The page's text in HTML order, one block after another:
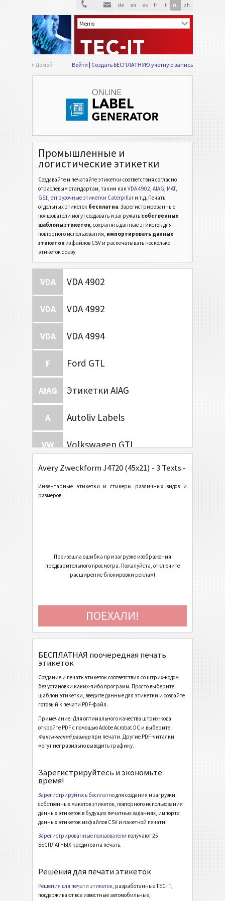
de en es fr it ru zh
Домой Войти Создать БЕСПЛАТНУЮ учетную запись
Промышленные и
логистические этикетки
Создавайте и печатайте этикетки соответствия согласно
отраслевым стандартам, таким какVDA 4902, AIAG, MAT,
GS1, отгрузочные этикетки Caterpillar и т.д. Печать
отдельных этикеток бесплатна. Зарегистрированные
пользователи могут создавать и загружать собственные
шаблоны этикеток, сохранять данные этикеток для
повторного использования, импортировать данные
этикеток из файлов CSV и распечатывать несколько
этикеток сразу.
VDA VDA 4902
VDA VDA 4992
VDA VDA 4994
F Ford GTL
AIAG Этикетки AIAG
A Autoliv Labels
VW Volkswagen GTL
GM General Motors
CAT
Odette
Galia
B BOSCH
MAT Этикетки MAT
LTO Этикетки LTO
I Инвентарные этикетки
Avery Zweckform L4732 (35x16) - 3 Texts - 1 Barcode
Avery Zweckform J4720 (45x21) - 3 Texts - 1 Barcode
Инвентарные этикетки и стикеры различных видов и
размеров.
Произошла ошибка при загрузке изображения
предварительного просмотра. Пожалуйста, отключите
расширение блокировки реклам!
ПОЕХАЛИ!
БЕСПЛАТНАЯ поочередная печать
этикеток
Создание и печать этикеток соответствия со штрих-кодом
без установки каких-либо программ. Просто выберите
шаблон этикетки, введите данные для этикетки и создайте
готовый к печати PDF-файл.
Примечание: Для оптимального качества штрих-кода
откройте PDF с помощью Adobe Acrobat DC и выберите
Фактический размерпри печати. Другие PDF-читалки
могут неправильно выводить графику.
Зарегистрируйтесь и экономьте
время!
Зарегистрируйтесь бесплатнодля создания и загрузки
собственных макетов этикеток, повторного использования
данных этикеток в будущих печатных заданиях, импорта
данных этикеток из файлов CSV и пакетной печати.
Зарегистрированные пользователи получают 25
БЕСПЛАТНЫХ кредитов на печать.
Решения для печати этикеток
Решения для печати этикеток, разработанные TEC-IT,
поддерживают все известные автомобильные,